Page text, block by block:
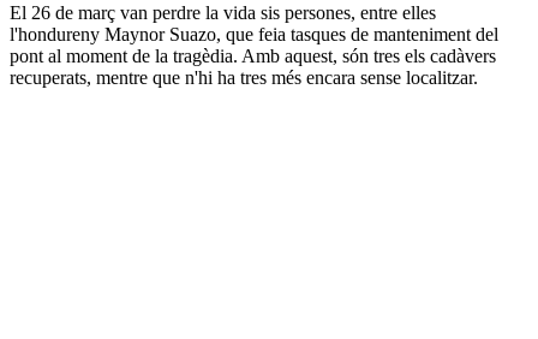
El 26 de març van perdre la vida sis persones, entre elles
l'hondureny Maynor Suazo, que feia tasques de manteniment del
pont al moment de la tragèdia. Amb aquest, són tres els cadàvers
recuperats, mentre que n'hi ha tres més encara sense localitzar.